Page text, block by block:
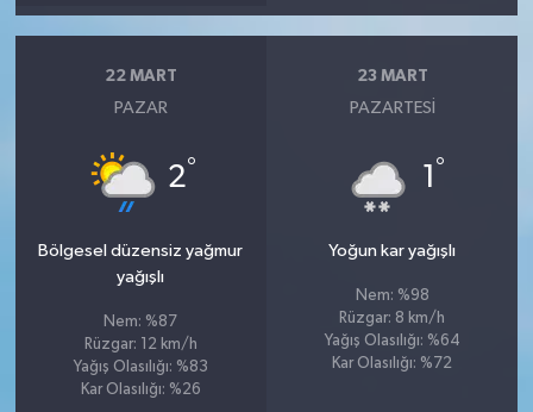
22 MART
PAZAR
2°
Bölgesel düzensiz yağmur
yağışlı
Nem: %87
Rüzgar: 12 km/h
Yağış Olasılığı: %83
Kar Olasılığı: %26
23 MART
PAZARTESI
1 °
Yoğun kar yağışlı
Nem: %98
Rüzgar: 8 km/h
Yağış Olasılığı: %64
Kar Olasılığı: %72